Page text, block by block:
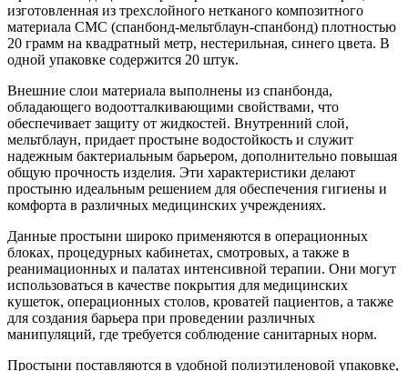
изготовленная из трехслойного нетканого композитного
материала СМС (спанбонд-мельтблаун-спанбонд) плотностью
20 грамм на квадратный метр, нестерильная, синего цвета. В
одной упаковке содержится 20 штук.
Внешние слои материала выполнены из спанбонда,
обладающего водоотталкивающими свойствами, что
обеспечивает защиту от жидкостей. Внутренний слой,
мельтблаун, придает простыне водостойкость и служит
надежным бактериальным барьером, дополнительно повышая
общую прочность изделия. Эти характеристики делают
простыню идеальным решением для обеспечения гигиены и
комфорта в различных медицинских учреждениях.
Данные простыни широко применяются в операционных
блоках, процедурных кабинетах, смотровых, а также в
реанимационных и палатах интенсивной терапии. Они могут
использоваться в качестве покрытия для медицинских
кушеток, операционных столов, кроватей пациентов, а также
для создания барьера при проведении различных
манипуляций, где требуется соблюдение санитарных норм.
Простыни поставляются в удобной полиэтиленовой упаковке,